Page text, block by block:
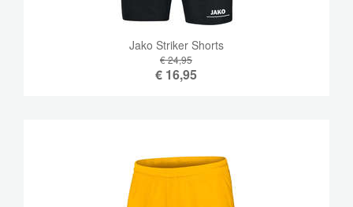
Jako Striker Shorts
€ 24,95
€ 16,95